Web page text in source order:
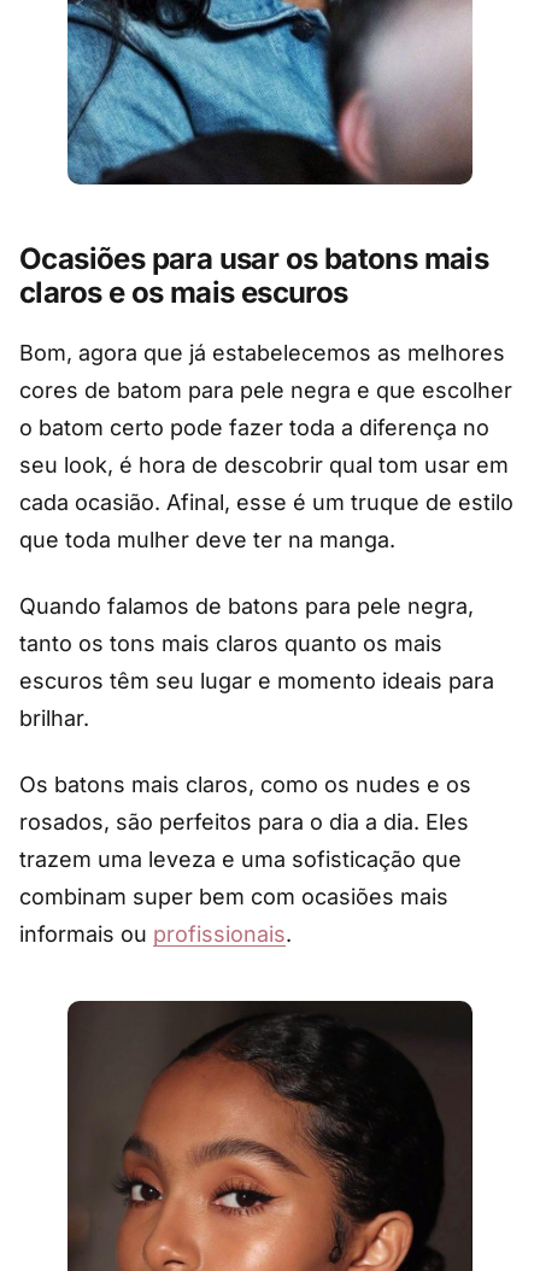
Ocasiões para usar os batons mais
claros e os mais escuros
Bom, agora que já estabelecemos as melhores
cores de batom para pele negra e que escolher
o batom certo pode fazer toda a diferença no
seu look, é hora de descobrir qual tom usar em
cada ocasião. Afinal, esse é um truque de estilo
que toda mulher deve ter na manga.
Quando falamos de batons para pele negra,
tanto os tons mais claros quanto os mais
escuros têm seu lugar e momento ideais para
brilhar.
Os batons mais claros, como os nudes e os
rosados, são perfeitos para o dia a dia. Eles
trazem uma leveza e uma sofisticação que
combinam super bem com ocasiões mais
informais ou profissionais.